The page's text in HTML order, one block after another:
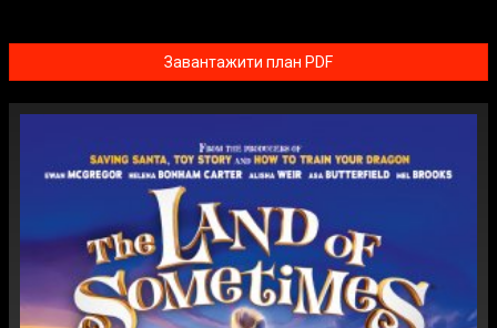
Завантажити план PDF